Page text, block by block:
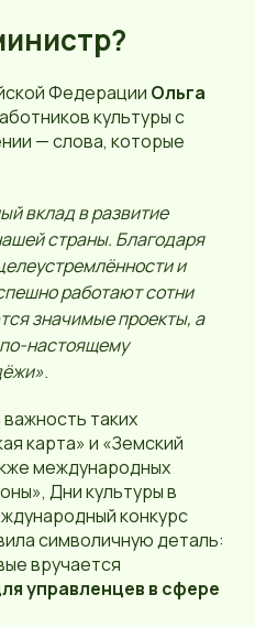
Федерации Ольга
культуры с
— слова, которые
вклад в развитие
страны. Благодаря
и
работают сотни
значимые проекты, а
настоящему
.
таких
карта» и «Земский
международных
Дни культуры в
конкурс
символичную деталь:
вручается
управленцев в сфере